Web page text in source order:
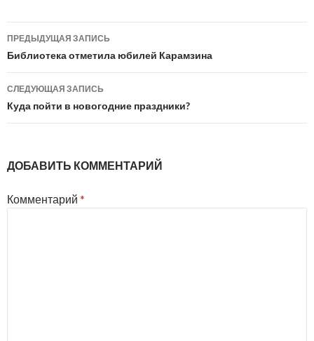
Навигация
по
записям
ПРЕДЫДУЩАЯ ЗАПИСЬ
Библиотека отметила юбилей Карамзина
СЛЕДУЮЩАЯ ЗАПИСЬ
Куда пойти в новогодние праздники?
ДОБАВИТЬ КОММЕНТАРИЙ
Комментарий *